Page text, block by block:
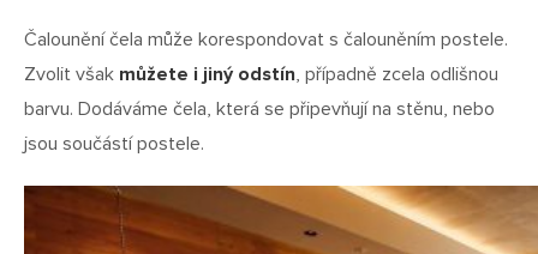
Čalounění čela může korespondovat s čalouněním postele.
Zvolit však můžete i jiný odstín, případně zcela odlišnou
barvu. Dodáváme čela, která se připevňují na stěnu, nebo
jsou součástí postele.